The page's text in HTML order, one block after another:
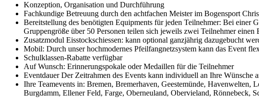
Konzeption, Organisation und Durchführung
Fachkundige Betreuung durch den achtfachen Meister im Bogensport
Bereitstellung des benötigten Equipments für jeden Teilnehmer: Bei einer
Gruppengröße über 50 Personen teilen sich jeweils zwei Teilnehmer
Zusatzmodul Eisstockschiessen: kann optional ganzjährig dazugebucht
Mobil: Durch unser hochmodernes Pfeilfangnetzsystem kann das Event
Schulklassen-Rabatte verfügbar
Auf Wunsch: Erinnerungspokale oder Medaillen für die Teilnehmer
Eventdauer Der Zeitrahmen des Events kann individuell an Ihre Wünsche
Ihre Teamevents in: Bremen, Bremerhaven, Geestemünde,
Burgdamm, Ellener Feld, Farge, Oberneuland, Obervieland, Rönnebeck,